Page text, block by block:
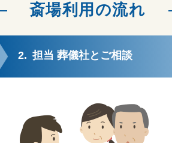
斎場利用の流れ
2. 担当 葬儀社とご相談